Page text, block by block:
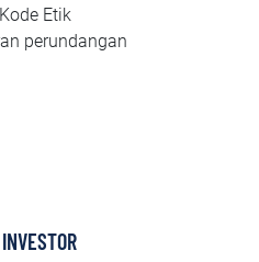
Etik
perundangan